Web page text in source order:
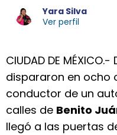
Yara Silva
Ver perfil
CIUDAD DE
dispararon en ocho
conductor de un
calles de Benito
llegó a las puertas